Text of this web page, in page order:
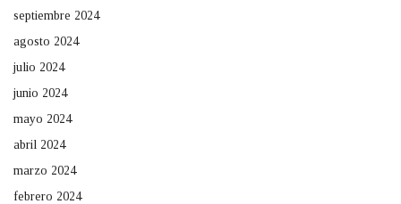
septiembre 2024
agosto 2024
julio 2024
junio 2024
mayo 2024
abril 2024
marzo 2024
febrero 2024